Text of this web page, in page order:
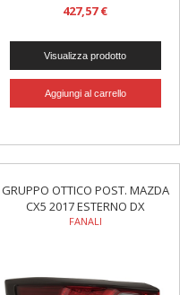
427,57 €
GRUPPO OTTICO POST. MAZDA
CX5 2017 ESTERNO DX
FANALI